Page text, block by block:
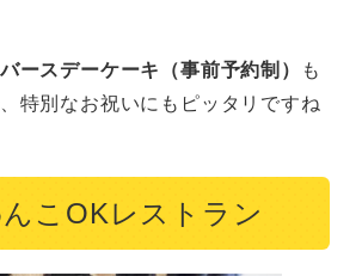
ースデーケーキ（事前予約制） も
特別なお祝いにもピッタリですね
こOKレストラン